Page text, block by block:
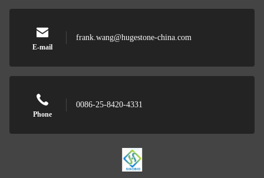
E-mail
frank.wang@hugestone-china.com
Phone
0086-25-8420-4331